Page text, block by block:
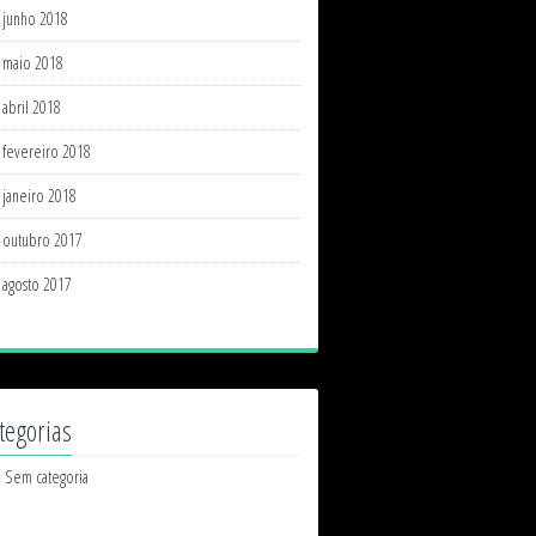
junho 2018
maio 2018
abril 2018
fevereiro 2018
janeiro 2018
outubro 2017
agosto 2017
Sem categoria